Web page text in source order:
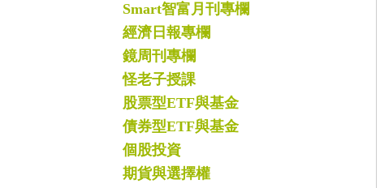
Smart智富月刊專欄
經濟日報專欄
鏡周刊專欄
怪老子授課
股票型ETF與基金
債券型ETF與基金
個股投資
期貨與選擇權